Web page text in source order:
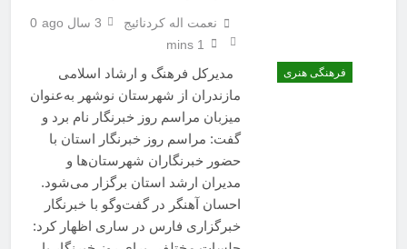
فرهنگی هنری
نعمت اله کردنائیج 3 سال ago
0
1 mins
مدیرکل فرهنگ و ارشاد اسلامی
مازندران از شهرستان نوشهر به‌عنوان
میزبان مراسم روز خبرنگار نام برد و
گفت: مراسم روز خبرنگار استان با
حضور خبرنگاران شهرستان‌ها و
مدیران ارشد استان برگزار می‌شود.
احسان آهنگر در گفت‌وگو با خبرنگار
خبرگزاری فارس در ساری اظهار کرد: